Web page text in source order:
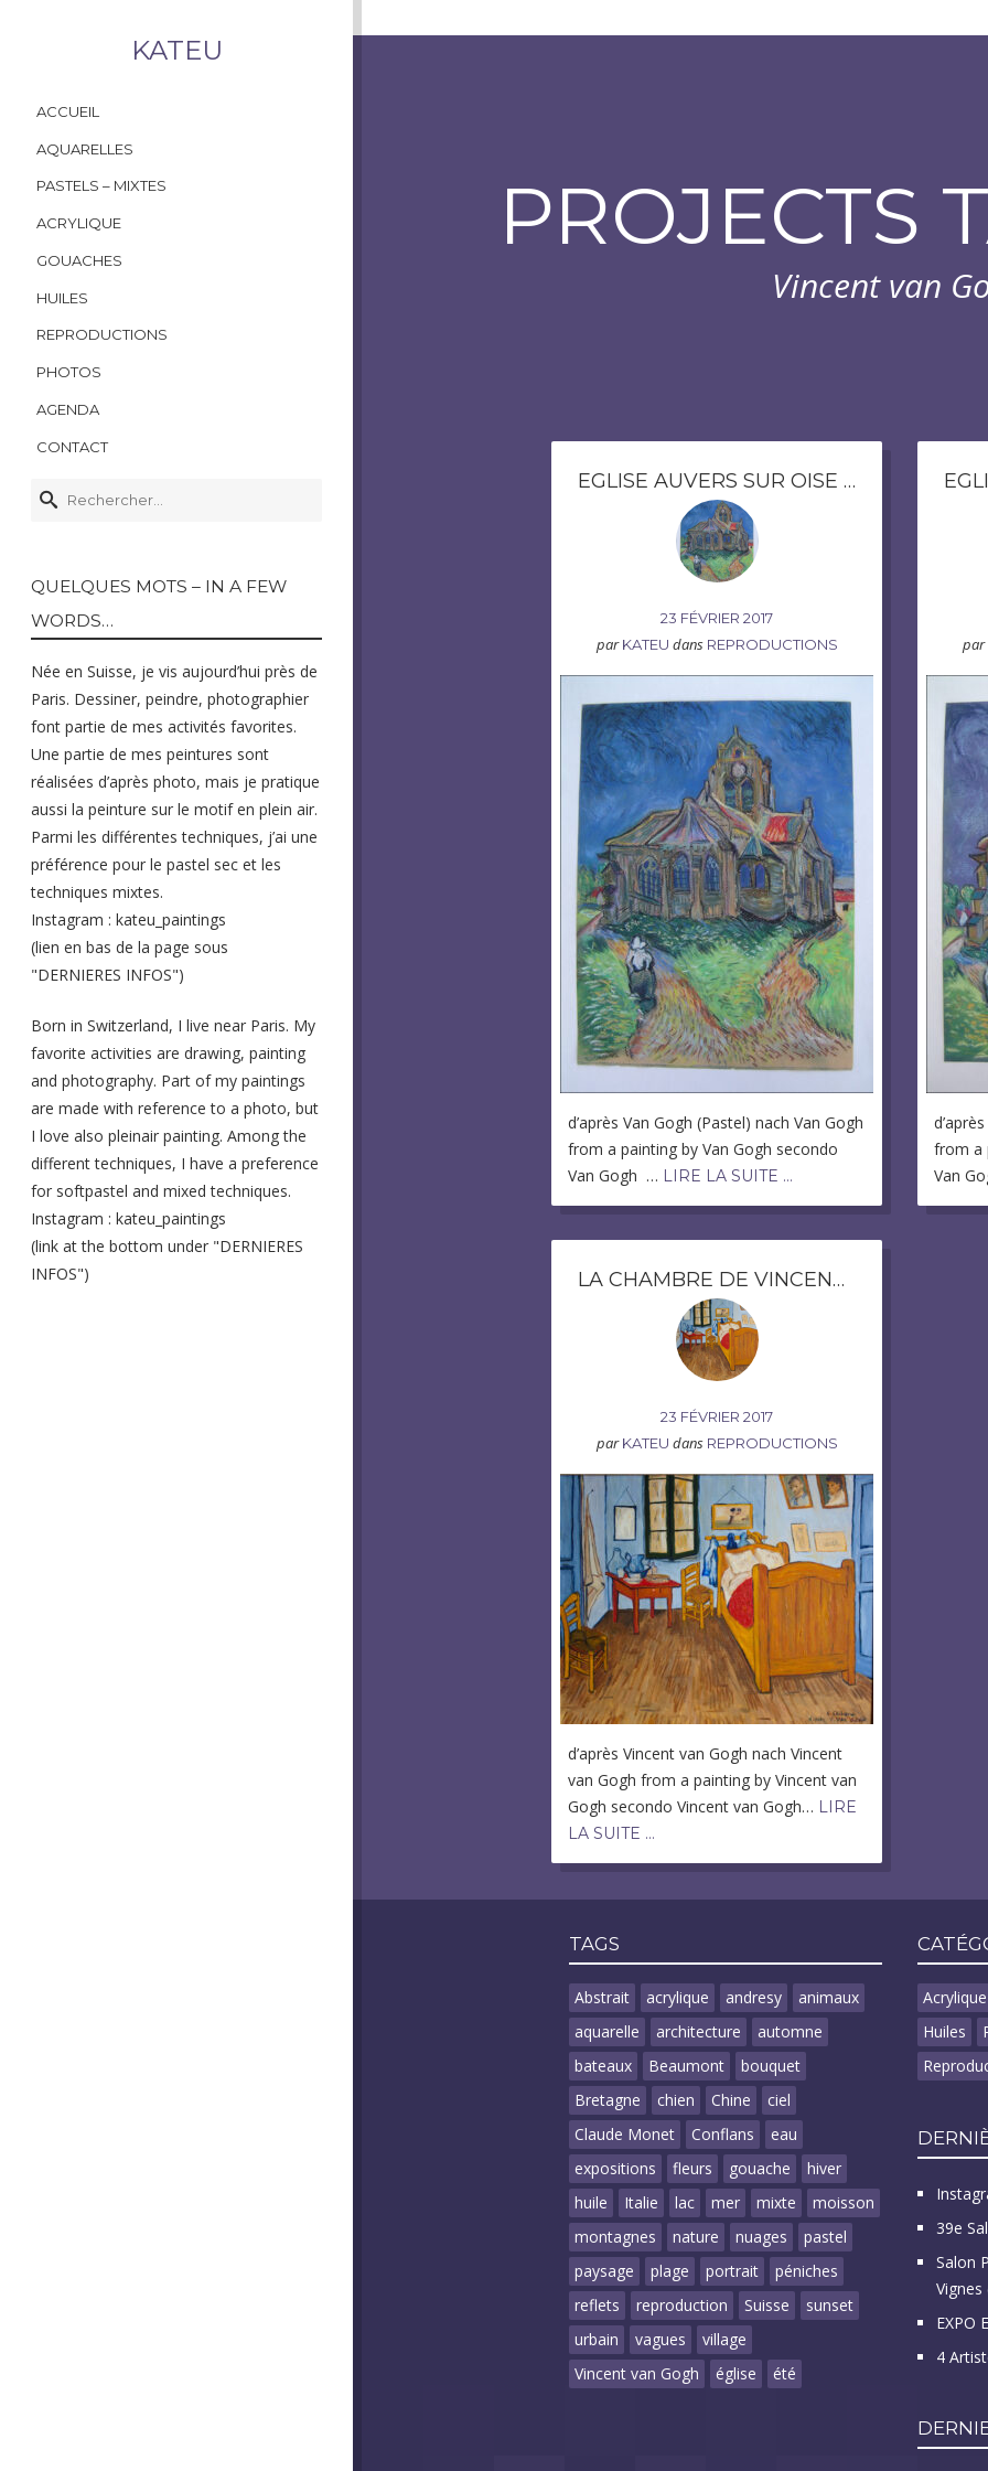
PROJECTS
Vincent van
EGLISE AUVERS SUR OISE (COPIE) (1)
23 FÉVRIER 2017
parKATEU dans REPRODUCTIONS
d’après Van Gogh (Pastel) nach Van Gogh
from a painting by Van Gogh secondo
Van Gogh … LIRE LA SUITE …
par
from a
Van
LA CHAMBRE DE VINCENT (COPIE)
23 FÉVRIER 2017
parKATEU dans REPRODUCTIONS
d’après Vincent van Gogh nach Vincent
van Gogh from a painting by Vincent van
Gogh secondo Vincent van Gogh… LIRE
LA SUITE …
KATEU
ACCUEIL
AQUARELLES
PASTELS – MIXTES
ACRYLIQUE
GOUACHES
HUILES
REPRODUCTIONS
PHOTOS
AGENDA
CONTACT
RECHERCHER :
QUELQUES MOTS – IN A FEW
WORDS…
Née en Suisse, je vis aujourd’hui près de
Paris. Dessiner, peindre, photographier
font partie de mes activités favorites.
Une partie de mes peintures sont
réalisées d’après photo, mais je pratique
aussi la peinture sur le motif en plein air.
Parmi les différentes techniques, j’ai une
préférence pour le pastel sec et les
techniques mixtes.
Instagram : kateu_paintings
(lien en bas de la page sous
"DERNIERES INFOS")
Born in Switzerland, I live near Paris. My
favorite activities are drawing, painting
and photography. Part of my paintings
are made with reference to a photo, but
I love also pleinair painting. Among the
different techniques, I have a preference
for softpastel and mixed techniques.
Instagram : kateu_paintings
(link at the bottom under "DERNIERES
INFOS")
TAGS
Abstrait acrylique andresy
animaux
aquarelle
architecture
automne
bateaux
Beaumont
bouquet
Bretagne
chien Chine
ciel
Claude Monet
Conflans
eau
expositions
fleurs gouache
hiver
huile
Italie lac mer mixte
moisson
montagnes
nature nuages
pastel
paysage
plage portrait
péniches
reflets
reproduction Suisse
sunset
urbain
vagues
village
Vincent van Gogh
église été
Acrylique
Huiles
39e
Salon
Vignes
EXPO
4